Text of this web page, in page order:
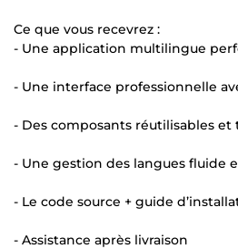
Ce que vous recevrez :
- Une application multilingue
- Une interface professionnelle
- Des composants réutilisables et
- Une gestion des langues fluide
- Le code source + guide
- Assistance après livraison